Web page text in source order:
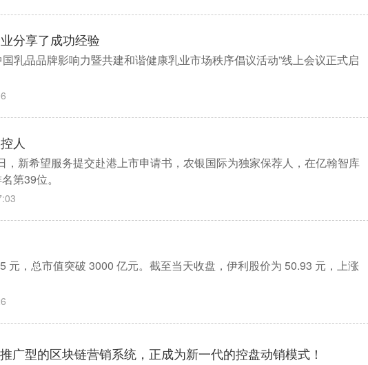
分享了成功经验
乳品品牌影响力暨共建和谐健康乳业市场秩序倡议活动”线上会议正式启
人
新希望服务提交赴港上市申请书，农银国际为独家保荐人，在亿翰智库
第39位。
元，总市值突破 3000 亿元。截至当天收盘，伊利股价为 50.93 元，上涨
广型的区块链营销系统，正成为新一代的控盘动销模式！